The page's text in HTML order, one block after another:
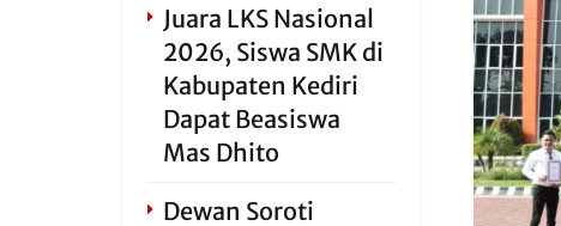
Juara LKS Nasional
2026, Siswa SMK di
Kabupaten Kediri
Dapat Beasiswa
Mas Dhito
Dewan Soroti